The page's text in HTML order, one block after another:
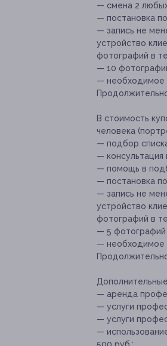
— смена 2
— постановка
— запись не
устройство
фотографий в
— 10
— необходимое
В стоимость
человека
— подбор
—
— помощь в
— постановка
— запись не
устройство
фотографий в
— 5 фотографий
— необходимое
— аренда
— услуги
— услуги
—